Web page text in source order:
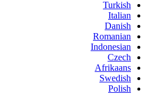
Turkish
Italian
Danish
Romanian
Indonesian
Czech
Afrikaans
Swedish
Polish